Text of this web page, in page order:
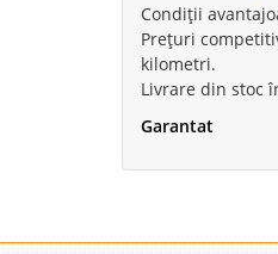
Condiții
Prețuri
kilometri.
Livrare din stoc
Garantat